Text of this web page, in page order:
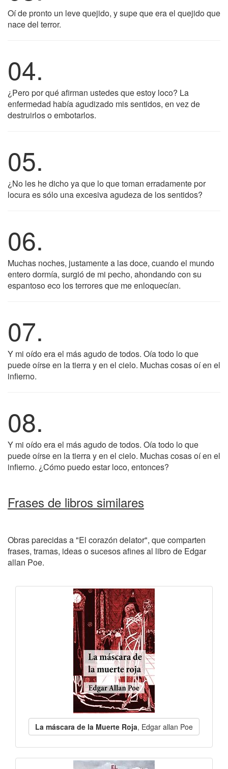
Oí de pronto un leve quejido, y supe que era el quejido que
nace del terror.
04.
¿Pero por qué afirman ustedes que estoy loco? La
enfermedad había agudizado mis sentidos, en vez de
destruirlos o embotarlos.
05.
¿No les he dicho ya que lo que toman erradamente por
locura es sólo una excesiva agudeza de los sentidos?
06.
Muchas noches, justamente a las doce, cuando el mundo
entero dormía, surgió de mi pecho, ahondando con su
espantoso eco los terrores que me enloquecían.
07.
Y mi oído era el más agudo de todos. Oía todo lo que
puede oírse en la tierra y en el cielo. Muchas cosas oí en el
infierno.
08.
Y mi oído era el más agudo de todos. Oía todo lo que
puede oírse en la tierra y en el cielo. Muchas cosas oí en el
infierno. ¿Cómo puedo estar loco, entonces?
Frases de libros similares
Obras parecidas a "El corazón delator", que comparten
frases, tramas, ideas o sucesos afines al libro de Edgar
allan Poe.
La máscara de la Muerte Roja, Edgar allan Poe